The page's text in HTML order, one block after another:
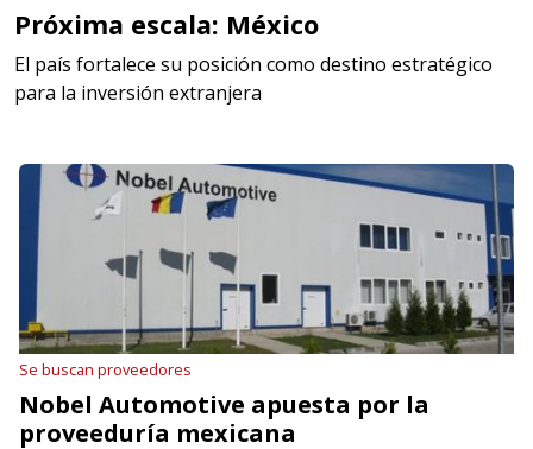
Próxima escala: México
El país fortalece su posición como destino estratégico
para la inversión extranjera
Se buscan proveedores
Nobel Automotive apuesta por la
proveeduría mexicana